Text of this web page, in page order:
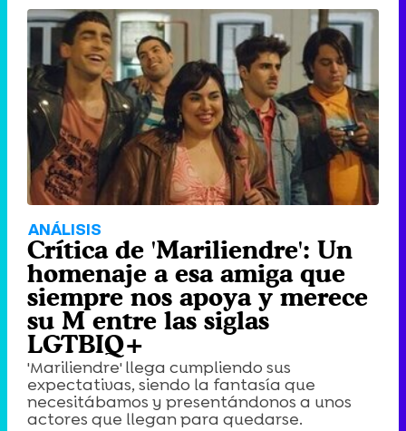
ANÁLISIS
Crítica de 'Mariliendre': Un
homenaje a esa amiga que
siempre nos apoya y merece
su M entre las siglas
LGTBIQ+
'Mariliendre' llega cumpliendo sus
expectativas, siendo la fantasía que
necesitábamos y presentándonos a unos
actores que llegan para quedarse.